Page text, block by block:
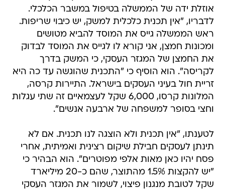
אוזלת ידה של הממשלה בטיפול במשבר הכלכלי.
לדבריו, "אין תכנית כלכלית למשק, יש כיבוי שריפות.
ראש הממשלה גייס את המוסד להביא מטושים
ומכונות חמצן, אני קורא לו לגייס את המוסד לבדוק
את החמצן של המגזר העסקי, כי המשק בדרך
לקריסה". הוא הוסיף כי "התכנית שהוגשה עד כה היא
זריית חול בעיני העסקים בישראל. התיירות קרסה,
המלונות קרסו, 6,000 שקל לעצמאיים זה שתי עגלות
וחצי בסופר למשפחה של ארבעה אנשים".
לטענתו, "אין תכנית ולא הוצגה לנו תכנית. אם לא
תינתן לעסקים חבילת שיקום רצינית ואמיתית, אחרי
פסח יהיו כאן מאות אלפי מפוטרים". הוא הבהיר כי
"יש להקצות 1.5% מהתוצר, שהם כ-20 מיליארד
שקל לטובת מנגנון פיצוי, לשמור את המגזר העסקי